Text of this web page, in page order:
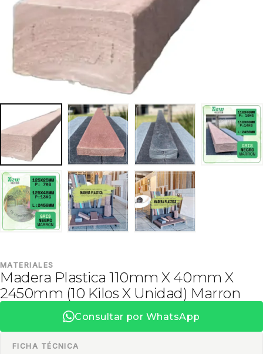
MATERIALES
Madera Plastica 110mm X 40mm X
2450mm (10 Kilos X Unidad) Marron
Consultar por WhatsApp
FICHA TÉCNICA